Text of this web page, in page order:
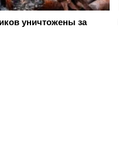
уничтожены за